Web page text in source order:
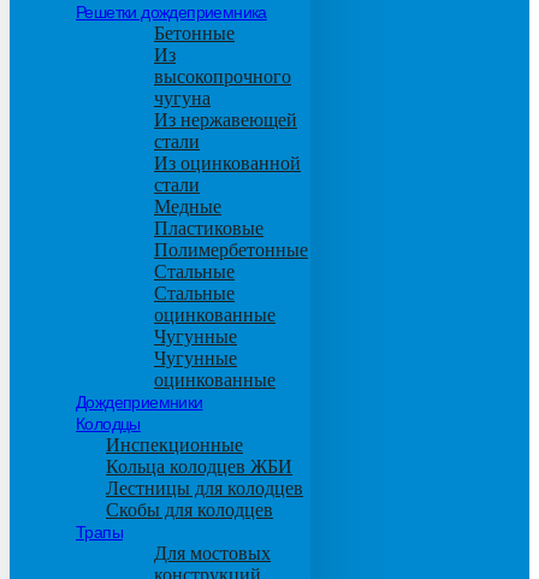
Решетки дождеприемника
Бетонные
Из
высокопрочного
чугуна
Из нержавеющей
стали
Из оцинкованной
стали
Медные
Пластиковые
Полимербетонные
Стальные
Стальные
оцинкованные
Чугунные
Чугунные
оцинкованные
Дождеприемники
Колодцы
Инспекционные
Кольца колодцев ЖБИ
Лестницы для колодцев
Скобы для колодцев
Трапы
Для мостовых
конструкций